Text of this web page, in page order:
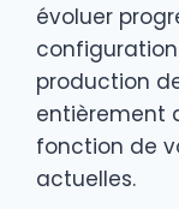
évoluer
production
entièrement
fonction de
actuelles.